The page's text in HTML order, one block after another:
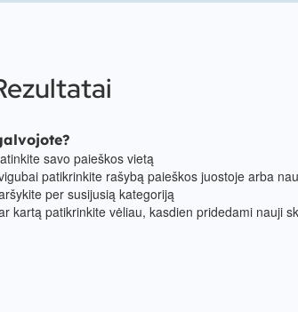
savo paieškos vietą
patikrinkite rašybą paieškos juostoje arba
per susijusią kategoriją
kartą patikrinkite vėliau, kasdien pridedami nauji